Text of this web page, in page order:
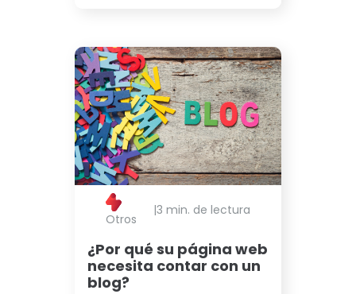
Otros
|3 min. de lectura
¿Por qué su página web
necesita contar con un
blog?